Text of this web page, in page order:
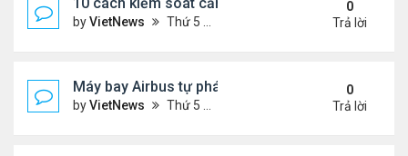
byVietNews Thứ 5 Tháng 7 28, 2022 1:36 pm
0
Trả lời
Máy bay Airbus tự phá kỷ lục bay lâu trong khí
byVietNews Thứ 5 Tháng 7 28, 2022 1:35 pm
0
Trả lời